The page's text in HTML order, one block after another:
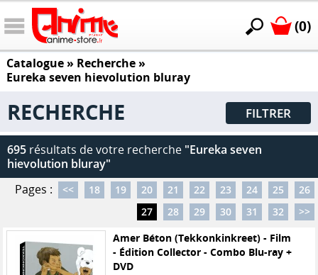
(0)
Catalogue» Recherche »
Eureka seven hievolution bluray
RECHERCHE FILTRER
695 résultats de votre recherche "Eureka seven
hievolution bluray"
Pages :
<< 18 19 20 21 22 23 24 25
26
27
28 29 30 31 32
>>
Amer Béton (Tekkonkinkreet) - Film
- Édition Collector - Combo Blu-ray +
DVD